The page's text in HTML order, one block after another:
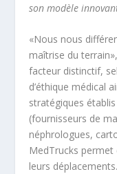
son modèle
«Nous nous
maîtrise du
facteur distinctif,
d’éthique médical
stratégiques
(fournisseurs de
néphrologues,
MedTrucks
leurs